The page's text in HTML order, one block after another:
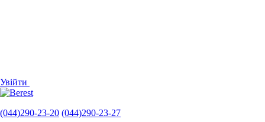
Увійти
(044)290-23-20 (044)290-23-27